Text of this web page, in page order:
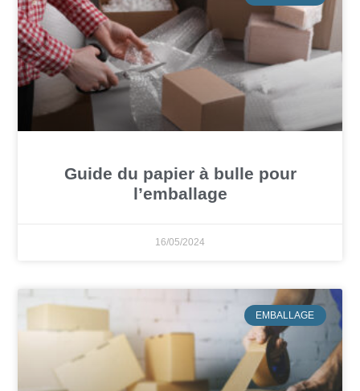
Guide du papier à bulle pour
l’emballage
16/05/2024
EMBALLAGE